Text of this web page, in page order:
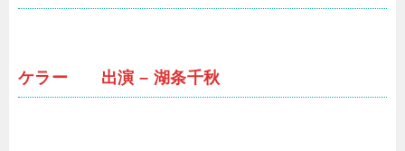
ケラー 出演 – 湖条千秋